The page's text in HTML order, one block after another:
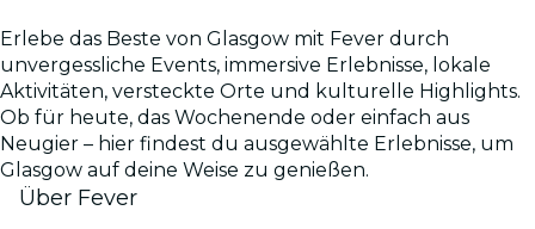
Erlebe das Beste von Glasgow mit Fever durch
unvergessliche Events, immersive Erlebnisse, lokale
Aktivitäten, versteckte Orte und kulturelle Highlights.
Ob für heute, das Wochenende oder einfach aus
Neugier – hier findest du ausgewählte Erlebnisse, um
Glasgow auf deine Weise zu genießen.
Über Fever